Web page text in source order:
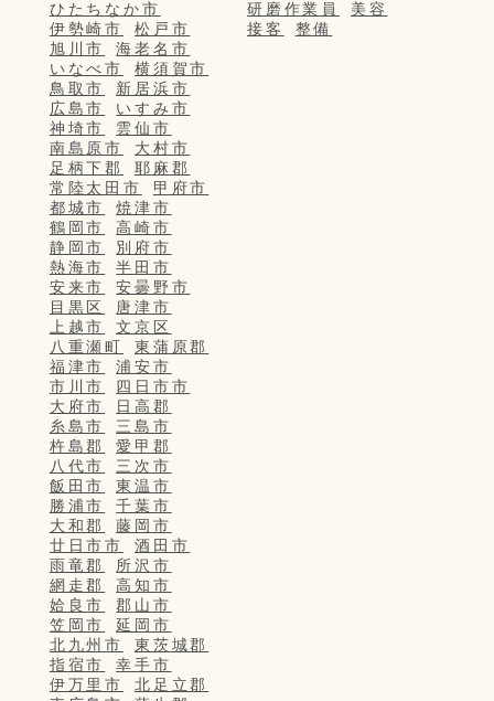
ひたちなか市
伊勢崎市
松戸市
旭川市
海老名市
いなべ市
横須賀市
鳥取市
新居浜市
広島市
いすみ市
神埼市
雲仙市
南島原市
大村市
足柄下郡
耶麻郡
常陸太田市
甲府市
都城市
焼津市
鶴岡市
高崎市
静岡市
別府市
熱海市
半田市
安来市
安曇野市
目黒区
唐津市
上越市
文京区
八重瀬町
東蒲原郡
福津市
浦安市
市川市
四日市市
大府市
日高郡
糸島市
三島市
杵島郡
愛甲郡
八代市
三次市
飯田市
東温市
勝浦市
千葉市
大和郡
藤岡市
廿日市市
酒田市
雨竜郡
所沢市
網走郡
高知市
姶良市
郡山市
笠岡市
延岡市
北九州市
東茨城郡
指宿市
幸手市
伊万里市
北足立郡
研磨作業員
美容
接客
整備